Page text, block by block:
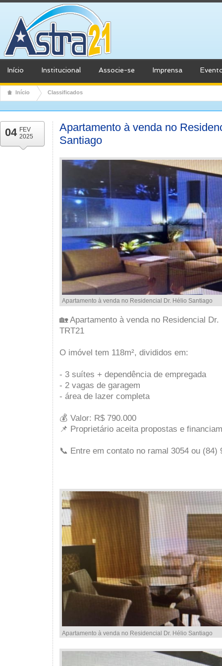
Início Institucional Associe-se Imprensa
Início Classificados
04 FEV
2025
Apartamento à venda no
Santiago
Apartamento à venda no Residencial Dr. Hélio Santiago
🏡 Apartamento à venda no Residencial
TRT21
O imóvel tem 118m², divididos em:
- 3 suítes + dependência de empregada
- 2 vagas de garagem
- área de lazer completa
💰 Valor: R$ 790.000
📌 Proprietário aceita propostas e
📞 Entre em contato no ramal 3054 ou (84)
Apartamento à venda no Residencial Dr. Hélio Santiago